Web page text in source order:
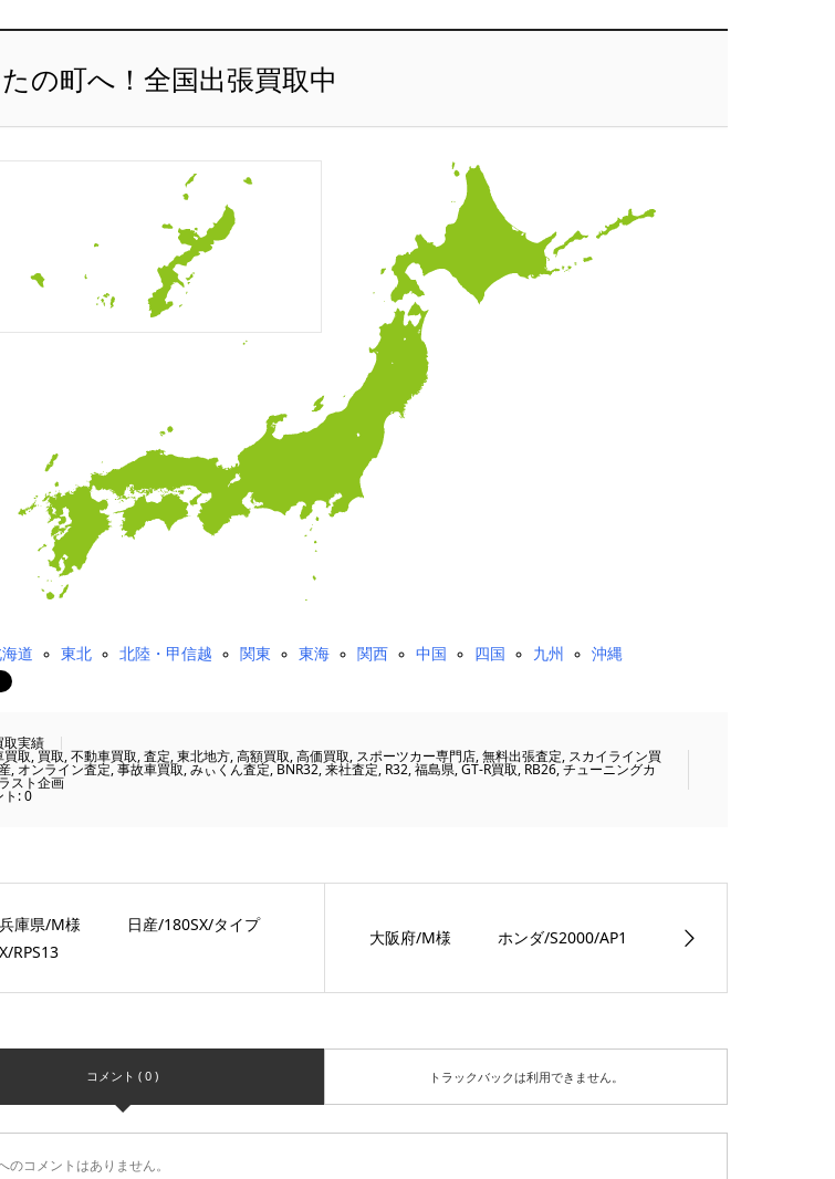
の町へ！全国出張買取中
道 東北 北陸・甲信越 関東 東海 関西 中国 四国 九州 沖縄
取実績
買取,買取,不動車買取,査定,東北地方,高額買取,高価買取, スポーツカー専門店,無料出張査定, スカイライン買
,オンライン査定,事故車買取,みぃくん査定,BNR32,来社査定, R32,福島県,GT-R買取,RB26,チューニングカ
スト企画
ト:0
兵庫県/M様 日産/180SX/タイプ
X/RPS13
大阪府/M様 ホンダ/S2000/AP1
コメント ( 0 ) トラックバックは利用できません。
のコメントはありません。